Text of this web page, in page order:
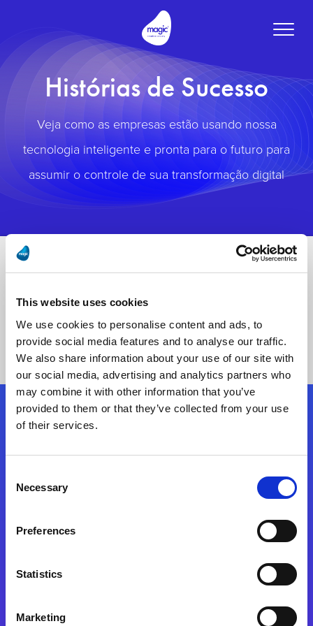
This website uses cookies
We use cookies to personalise content and ads, to
provide social media features and to analyse our traffic.
We also share information about your use of our site with
our social media, advertising and analytics partners who
may combine it with other information that you’ve
provided to them or that they’ve collected from your use
of their services.
Selection
Necessary
Preferences
Statistics
Marketing
Toggle
Histórias de Sucesso
Veja como as empresas estão usando nossa
tecnologia inteligente e pronta para o futuro para
assumir o controle de sua transformação digital
Siga-nos